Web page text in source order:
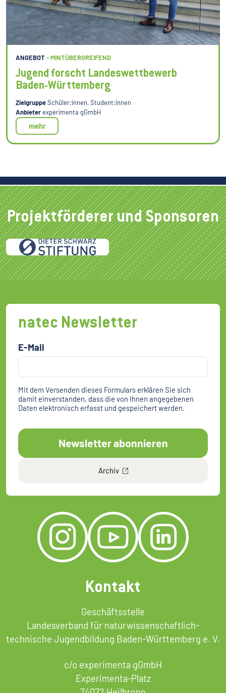
ANGEBOT- MINTÜBERGREIFEND
Jugend forscht Landeswettbewerb
Baden-Württemberg
ZielgruppeSchüler:innen, Student:innen
Anbieterexperimenta gGmbH
mehr
Projektförderer und Sponsoren
natec Newsletter
E-Mail
Mit dem Versenden dieses Formulars erklären Sie sich
damit einverstanden, dass die von Ihnen angegebenen
Daten elektronisch erfasst und gespeichert werden.
Newsletter abonnieren
Archiv
Kontakt
Geschäftsstelle
Landesverband für naturwissenschaftlich-
technische Jugendbildung Baden-Württemberg e. V.
c/o experimenta gGmbH
Experimenta-Platz